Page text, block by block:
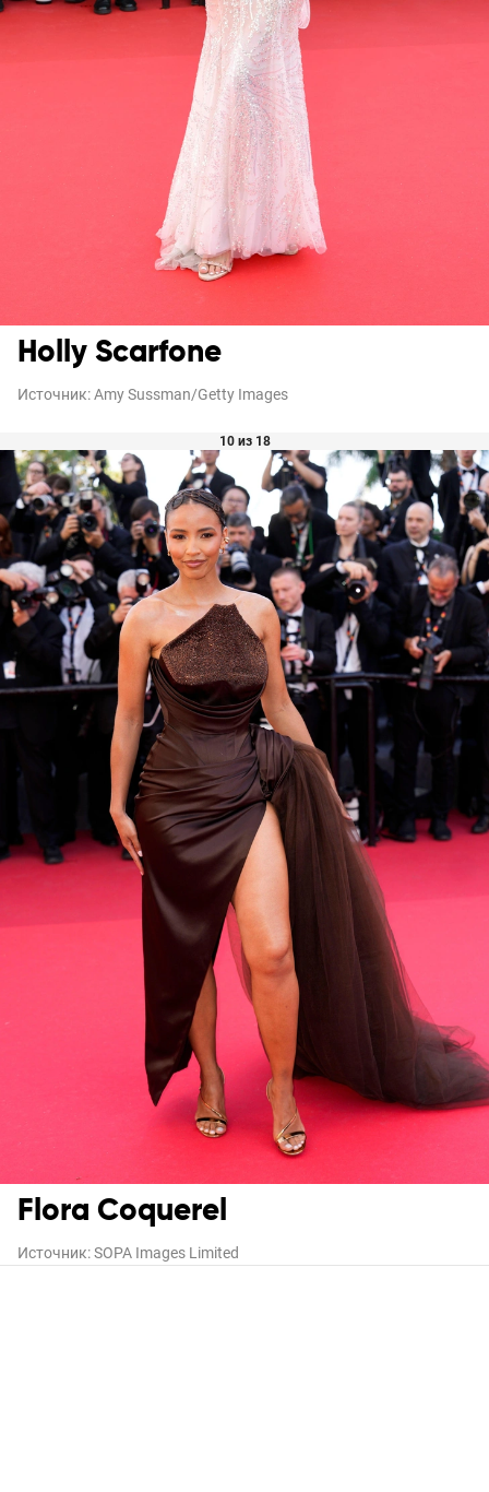
Holly Scarfone
Источник:Amy Sussman/Getty Images
10 из 18
Flora Coquerel
Источник:SOPA Images Limited